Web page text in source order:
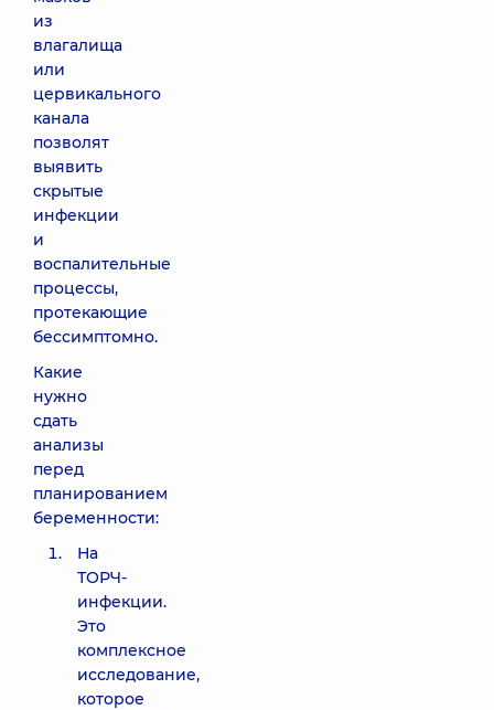
из
влагалища
или
цервикального
канала
позволят
выявить
скрытые
инфекции
и
воспалительные
процессы,
протекающие
бессимптомно.
Какие
нужно
сдать
анализы
перед
планированием
беременности:
На
ТОРЧ-
инфекции.
Это
комплексное
исследование,
которое